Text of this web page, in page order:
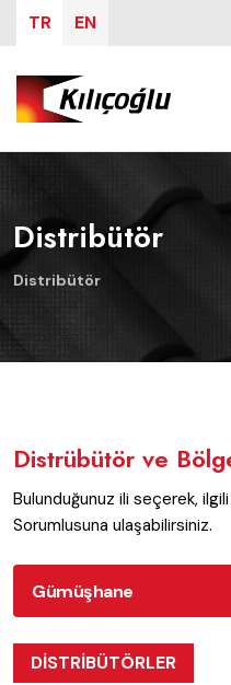
TR EN
Distribütör
Distribütör
Distrübütör ve
Bulunduğunuz ili seçerek,
Sorumlusuna ulaşabilirsiniz.
DİSTRİBÜTÖRLER